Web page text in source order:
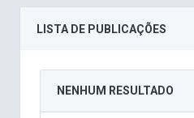
LISTA DE PUBLICAÇÕES
NENHUM RESULTADO